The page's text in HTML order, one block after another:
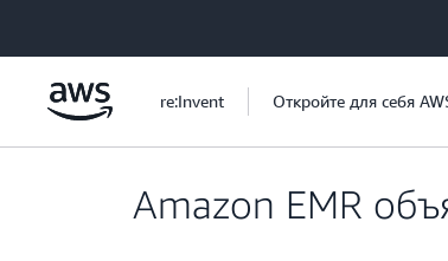
re:Invent Откройте для себя
Amazon EMR